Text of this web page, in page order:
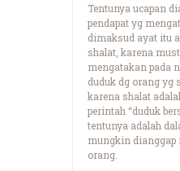
Tentunya ucapan
pendapat yg
dimaksud ayat itu
shalat, karena
mengatakan pada
duduk dg orang yg
karena shalat
perintah “duduk
tentunya adalah
mungkin dianggap
orang.